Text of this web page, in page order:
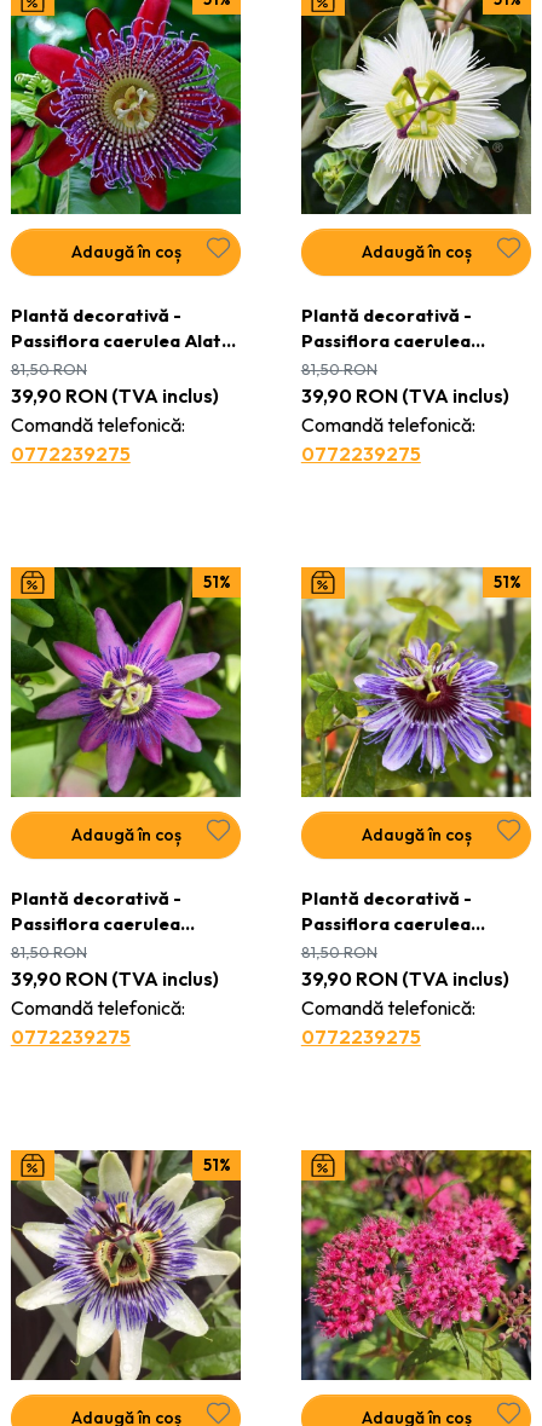
Adaugă în coș
Plantă decorativă -
Passiflora caerulea Alata
Red - ghiveci
39,90 RON(TVA inclus)
Comandă telefonică:
0772239275
81,50RON
Adaugă în coș
Plantă decorativă -
Passiflora caerulea
Constance Elliot - ghiveci
39,90 RON(TVA inclus)
Comandă telefonică:
0772239275
81,50RON
51%
Adaugă în coș
Plantă decorativă -
Passiflora caerulea
Lavender Lady - ghiveci
39,90 RON(TVA inclus)
Comandă telefonică:
0772239275
81,50RON
51%
Adaugă în coș
Plantă decorativă -
Passiflora caerulea
Purple Haze - ghiveci
39,90 RON(TVA inclus)
Comandă telefonică:
0772239275
81,50RON
51%
Adaugă în coș Adaugă în coș